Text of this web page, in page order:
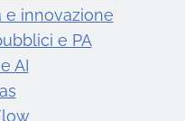
e innovazione
e PA
AI